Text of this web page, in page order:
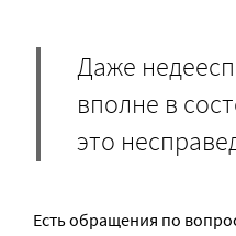
Даже
вполне в
это
Есть обращения по